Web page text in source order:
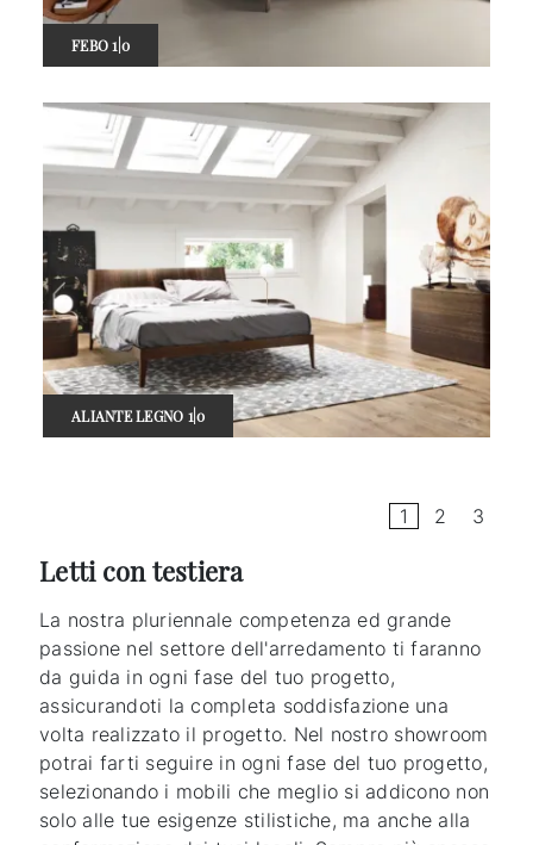
FEBO 1|0
ALIANTE LEGNO 1|0
1 2 3
Letti con testiera
La nostra pluriennale competenza ed grande
passione nel settore dell'arredamento ti faranno
da guida in ogni fase del tuo progetto,
assicurandoti la completa soddisfazione una
volta realizzato il progetto. Nel nostro showroom
potrai farti seguire in ogni fase del tuo progetto,
selezionando i mobili che meglio si addicono non
solo alle tue esigenze stilistiche, ma anche alla